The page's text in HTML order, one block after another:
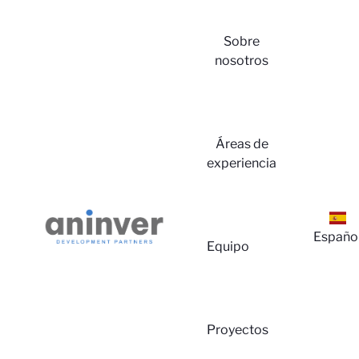
Sobre
nosotros
Áreas de
experiencia
Equipo
Proyectos